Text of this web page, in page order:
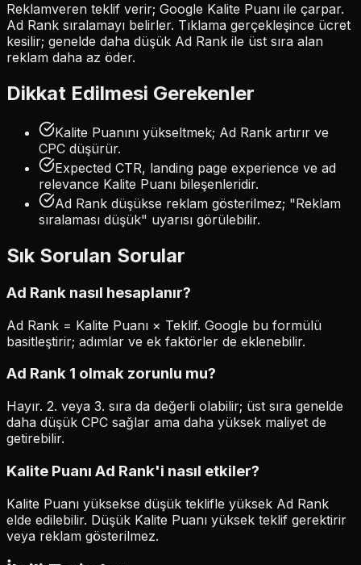
Reklamveren teklif verir; Google Kalite Puanı ile çarpar.
Ad Rank sıralamayı belirler. Tıklama gerçekleşince ücret
kesilir; genelde daha düşük Ad Rank ile üst sıra alan
reklam daha az öder.
Dikkat Edilmesi Gerekenler
Kalite Puanını yükseltmek; Ad Rank artırır ve
CPC düşürür.
Expected CTR, landing page experience ve ad
relevance Kalite Puanı bileşenleridir.
Ad Rank düşükse reklam gösterilmez; "Reklam
sıralaması düşük" uyarısı görülebilir.
Sık Sorulan Sorular
Ad Rank nasıl hesaplanır?
Ad Rank = Kalite Puanı × Teklif. Google bu formülü
basitleştirir; adımlar ve ek faktörler de eklenebilir.
Ad Rank 1 olmak zorunlu mu?
Hayır. 2. veya 3. sıra da değerli olabilir; üst sıra genelde
daha düşük CPC sağlar ama daha yüksek maliyet de
getirebilir.
Kalite Puanı Ad Rank'i nasıl etkiler?
Kalite Puanı yüksekse düşük teklifle yüksek Ad Rank
elde edilebilir. Düşük Kalite Puanı yüksek teklif gerektirir
veya reklam gösterilmez.